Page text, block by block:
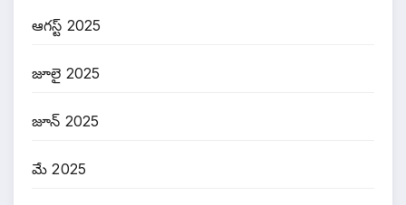
ఆగస్ట్ 2025
జూలై 2025
జూన్ 2025
మే 2025